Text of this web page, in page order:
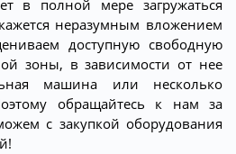
в полной мере загружаться
неразумным вложением
доступную свободную
зоны, в зависимости от нее
машина или несколько
обращайтесь к нам за
с закупкой оборудования